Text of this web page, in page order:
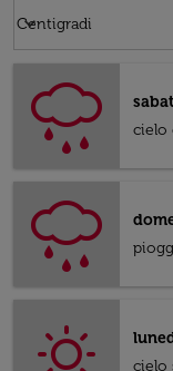
Centigradi
keyboard_arrow_down
cielo
cielo